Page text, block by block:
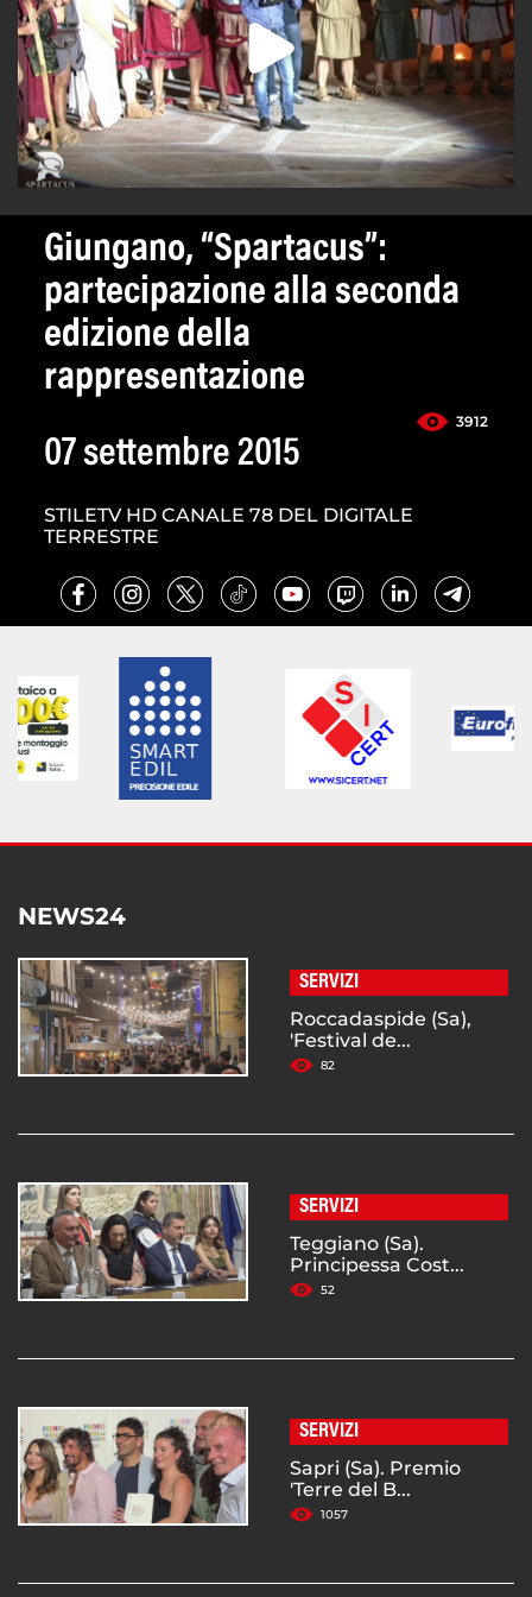
Giungano, “Spartacus”:
partecipazione alla seconda
edizione della
rappresentazione
3912
07 settembre 2015
STILETV HD CANALE 78 DEL DIGITALE
TERRESTRE
NEWS24
SERVIZI
Roccadaspide (Sa),
'Festival de...
82
SERVIZI
Teggiano (Sa).
Principessa Cost...
52
SERVIZI
Sapri (Sa). Premio
'Terre del B...
1057